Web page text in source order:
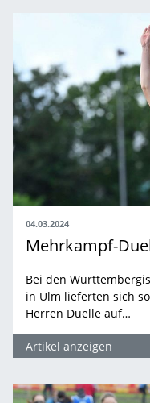
04.03.2024
Bei den
in Ulm lieferten sich
Herren Duelle auf…
Artikel anzeigen